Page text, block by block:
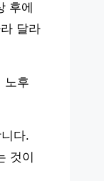
후에
달라
노후
다.
것이